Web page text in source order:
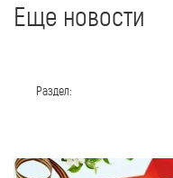
Еще новости
Раздел: